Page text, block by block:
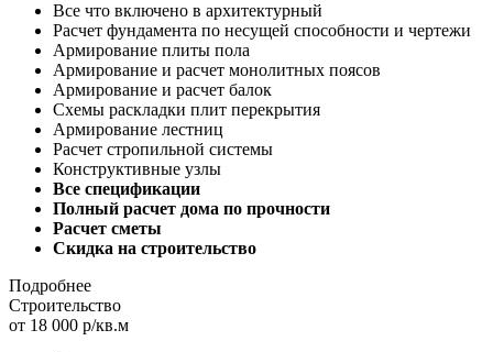
Все что включено в архитектурный
Расчет фундамента по несущей способности и чертежи
Армирование плиты пола
Армирование и расчет монолитных поясов
Армирование и расчет балок
Схемы раскладки плит перекрытия
Армирование лестниц
Расчет стропильной системы
Конструктивные узлы
Все спецификации
Полный расчет дома по прочности
Расчет сметы
Скидка на строительство
Подробнее
Строительство
от 18 000 р/кв.м